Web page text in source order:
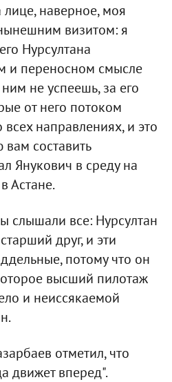
наверное, моя
визитом: я
Нурсултана
и переносном смысле
не успеешь, за его
от него потоком
направлениях, и это
составить
Янукович в среду на
Астане.
слышали все: Нурсултан
друг, и эти
потому что он
высший пилотаж
и неиссякаемой
отметил, что
движет вперед".